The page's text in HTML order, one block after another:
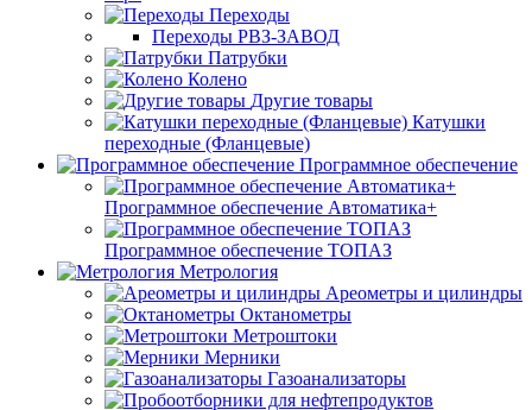
Переходы
Переходы РВЗ-ЗАВОД
Патрубки
Колено
Другие товары
Катушки
переходные (Фланцевые)
Программное обеспечение
Программное обеспечение Автоматика+
Программное обеспечение ТОПАЗ
Метрология
Ареометры и цилиндры
Октанометры
Метроштоки
Мерники
Газоанализаторы